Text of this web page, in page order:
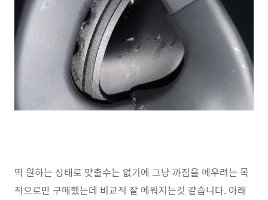
딱 원하는 상태로 맞출수는 없기에 그냥 까짐을 메우려는 목
적으로만 구매했는데 비교적 잘 메워지는것 같습니다. 아래